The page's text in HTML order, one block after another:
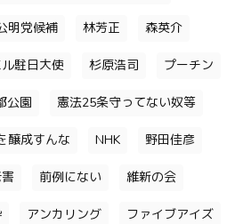
明党候補 林芳正 森英介
駐日大使 杉原浩司 プーチン
公園 憲法25条守ってない奴等
醸成すんな NHK 野田佳彦
前例にない 維新の会
アンカリング ファイブアイズ